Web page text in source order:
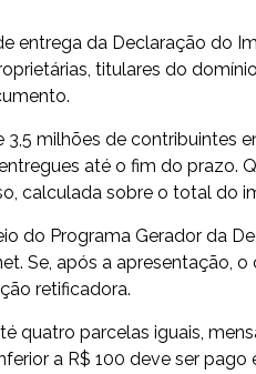
entrega da Declaração do
titulares do
milhões de contribuintes
até o fim do prazo.
calculada sobre o total do
do Programa Gerador da
Se, após a apresentação,
retificadora.
quatro parcelas iguais,
a R$ 100 deve ser